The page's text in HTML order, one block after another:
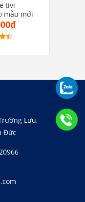
tivi
mẫu mới
Lưu,
Đức